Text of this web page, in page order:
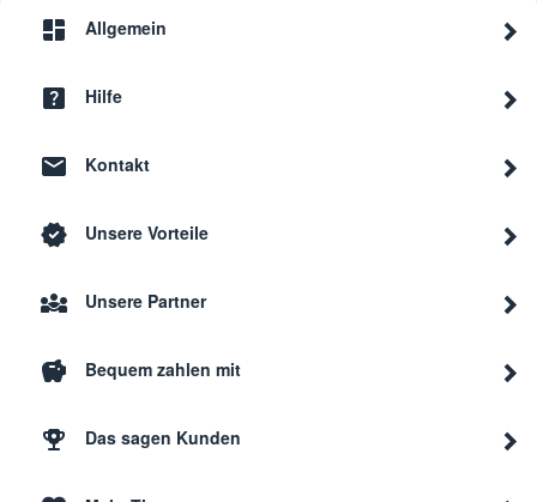
Allgemein
Hilfe
Kontakt
Unsere Vorteile
Unsere Partner
Bequem zahlen mit
Das sagen Kunden